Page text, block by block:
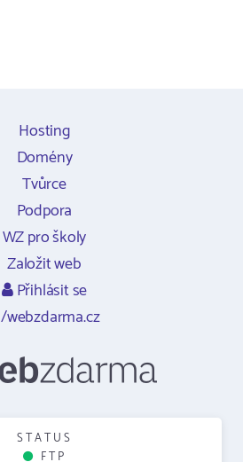
Hosting
Domény
Tvůrce
Podpora
WZ pro školy
Založit web
Přihlásit se
/webzdarma.cz
STATUS
FTP